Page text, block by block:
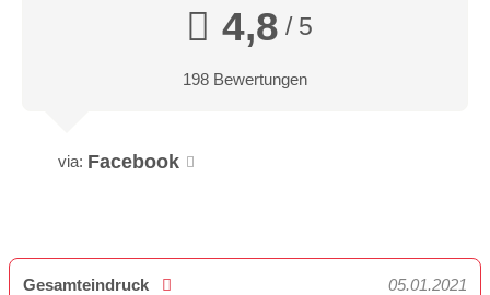
4,8 / 5
198 Bewertungen
via: Facebook
Gesamteindruck 05.01.2021